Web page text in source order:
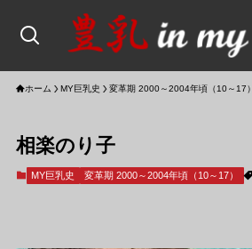
ホーム MY巨乳史 変革期 2000～2004年頃（10～17）
相楽のり子
MY巨乳史 変革期 2000～2004年頃（10～17）